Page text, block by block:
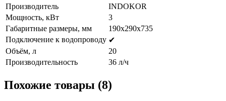
Производитель
INDOKOR
Мощность, кВт
3
Габаритные размеры, мм
190х290х735
Подключение к водопроводу ✔
Объём, л
20
Производительность
36 л/ч
Похожие товары (8)